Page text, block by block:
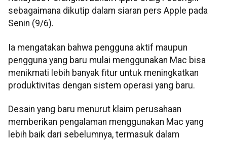
sebagaimana dikutip dalam siaran pers Apple pada
Senin (9/6).
Ia mengatakan bahwa pengguna aktif maupun
pengguna yang baru mulai menggunakan Mac bisa
menikmati lebih banyak fitur untuk meningkatkan
produktivitas dengan sistem operasi yang baru.
Desain yang baru menurut klaim perusahaan
memberikan pengalaman menggunakan Mac yang
lebih baik dari sebelumnya, termasuk dalam